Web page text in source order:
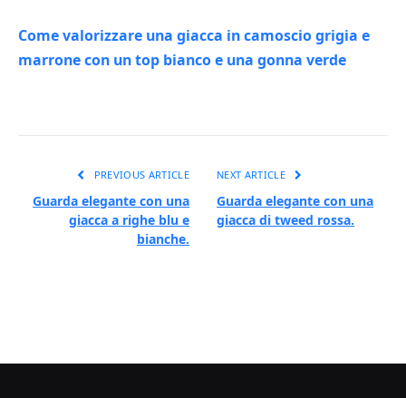
Come valorizzare una giacca in camoscio grigia e
marrone con un top bianco e una gonna verde
PREVIOUS ARTICLE
Guarda elegante con una
giacca a righe blu e
bianche.
NEXT ARTICLE
Guarda elegante con una
giacca di tweed rossa.